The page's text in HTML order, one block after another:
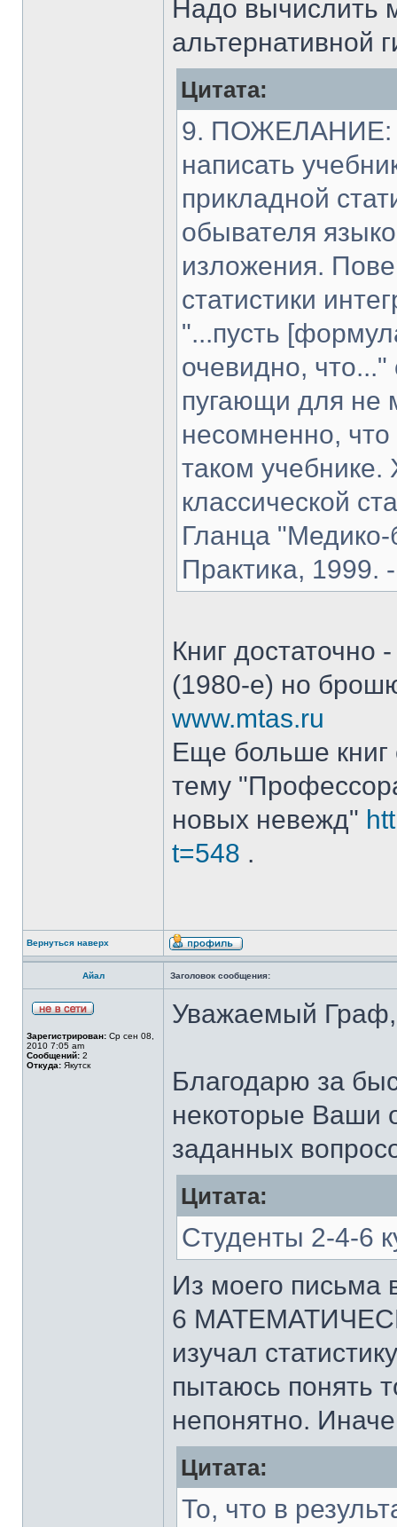
Надо вычислить
альтернативной
Цитата:
9. ПОЖЕЛАНИЕ:
написать
прикладной
обывателя
изложения.
статистики
"...пусть
очевидно,
пугающи для не
несомненно, что
таком
классической
Гланца "Медико-
Практика, 1999.
Книг
(1980-е) но
www.mtas.ru
Еще больше книг
тему
новых невежд"
t=548 .
Вернуться наверх
Айал Заголовок сообщения:
Зарегистрирован: Ср сен 08,
2010 7:05 am
Сообщений: 2
Откуда: Якутск
Уважаемый Граф,
Благодарю за
некоторые Ваши
заданных
Цитата:
Студенты 2-4-6
Из моего письма
6
изучал
пытаюсь понять
непонятно.
Цитата:
То, что в